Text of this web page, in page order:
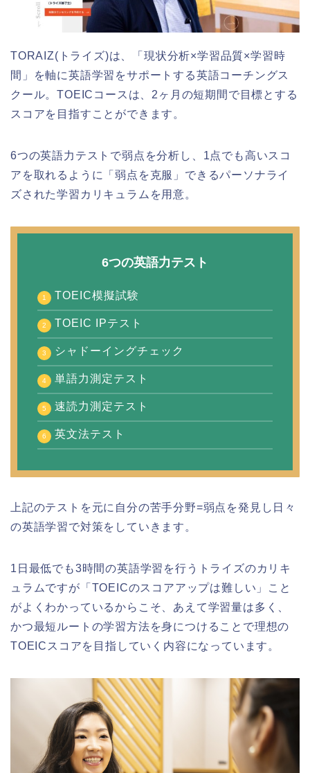
TORAIZ(トライズ)は、「現状分析×学習品質×学習時
間」を軸に英語学習をサポートする英語コーチングス
クール。TOEICコースは、2ヶ月の短期間で目標とする
スコアを目指すことができます。
6つの英語力テストで弱点を分析し、1点でも高いスコ
アを取れるように「弱点を克服」できるパーソナライ
ズされた学習カリキュラムを用意。
6つの英語力テスト
TOEIC模擬試験
TOEIC IPテスト
シャドーイングチェック
単語力測定テスト
速読力測定テスト
英文法テスト
上記のテストを元に自分の苦手分野=弱点を発見し日々
の英語学習で対策をしていきます。
1日最低でも3時間の英語学習を行うトライズのカリキ
ュラムですが「TOEICのスコアアップは難しい」こと
がよくわかっているからこそ、あえて学習量は多く、
かつ最短ルートの学習方法を身につけることで理想の
TOEICスコアを目指していく内容になっています。